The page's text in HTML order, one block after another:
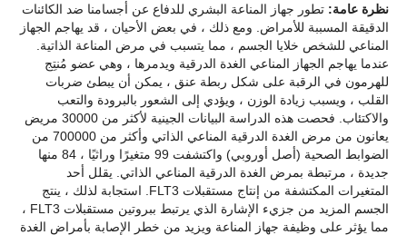
نظرة عامة: تطور جهاز المناعة البشري للدفاع عن أجسامنا ضد الكائنات
الدقيقة المسببة للأمراض. ومع ذلك ، في بعض الأحيان ، قد يهاجم الجهاز
المناعي للشخص خلايا الجسم ، مما يتسبب في مرض المناعة الذاتية.
عندما يهاجم الجهاز المناعي الغدة الدرقية ويدمرها ، وهي عضو مُنتِج
للهرمون في الرقبة على شكل ربطة عنق ، يمكن أن يبطئ ضربات
القلب ، ويسبب زيادة الوزن ، ويؤدي إلى الشعور بالبرودة والتعب
والاكتئاب. فحصت هذه الدراسة البيانات الجينية لأكثر من 30000 مريض
يعانون من مرض الغدة الدرقية المناعي الذاتي وأكثر من 700000 من
الضوابط الصحية (أصل أوروبي) واكتشفت 99 متغيرًا وراثيًا ، 84 منها
جديدة ، مرتبطة بمرض الغدة الدرقية المناعي الذاتي. يقلل أحد
المتغيرات المكتشفة من إنتاج مستقبلات FLT3. استجابة لذلك ، ينتج
الجسم المزيد من جزيء الإشارة الذي يرتبط ببروتين مستقبلات FLT3 ،
مما يؤثر على وظيفة جهاز المناعة ويزيد من خطر الإصابة بأمراض الغدة